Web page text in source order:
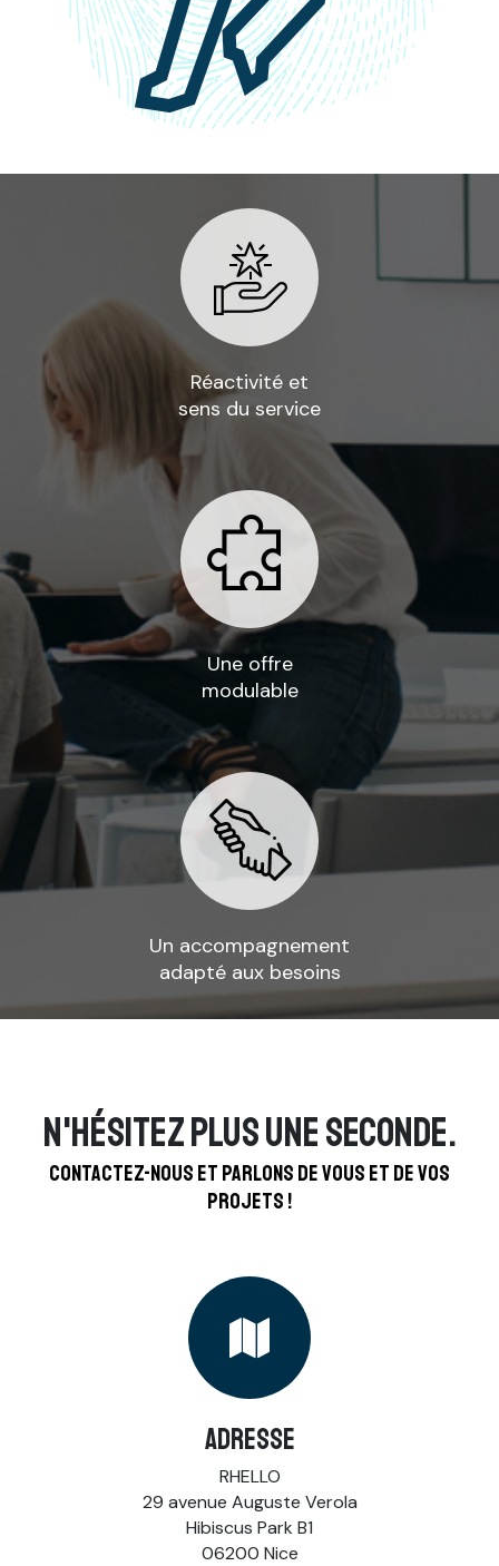
Réactivité et
sens du service
Une offre
modulable
Un accompagnement
adapté aux besoins
N'hésitez plus une seconde.
Contactez-nous et parlons de vous et de vos
projets !
ADRESSE
RHELLO
29 avenue Auguste Verola
Hibiscus Park B1
06200 Nice